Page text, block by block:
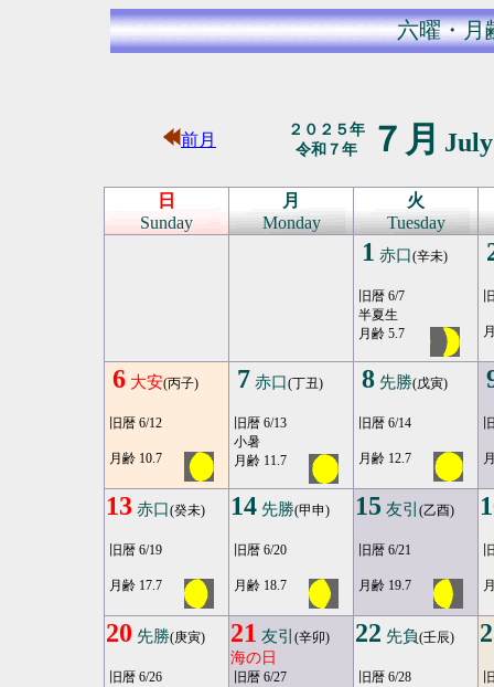
六曜・月
前月
２０２５年
令和７年
７月
日
Sunday
月
Monday
火
Tuesday
1 赤口(辛未)
旧暦 6/7
半夏生
月齢 5.7
6 大安(丙子)
旧暦 6/12
月齢 10.7
7 赤口(丁丑)
旧暦 6/13
小暑
月齢 11.7
8 先勝(戊寅)
旧暦 6/14
月齢 12.7
13 赤口(癸未)
旧暦 6/19
月齢 17.7
14 先勝(甲申)
旧暦 6/20
月齢 18.7
15 友引 (乙酉)
旧暦 6/21
月齢 19.7
20 先勝(庚寅)
旧暦 6/26
21 友引 (辛卯)
海の日
旧暦 6/27
22 先負(壬辰)
旧暦 6/28